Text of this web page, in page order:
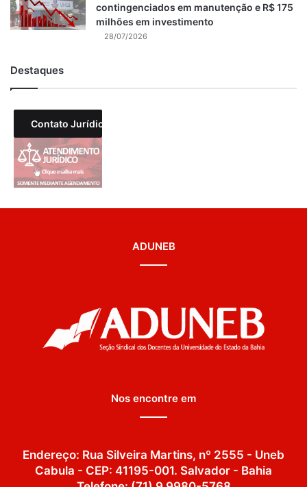
contingenciados em manutenção e R$ 175
milhões em investimento
28/07/2026
Destaques
Contato Jurídico
ADUNEB
Nos encontre em
Endereço: Rua Silveira Martins, nº 2555 - Uneb
Cabula - CEP: 41195-001. Salvador - Bahia